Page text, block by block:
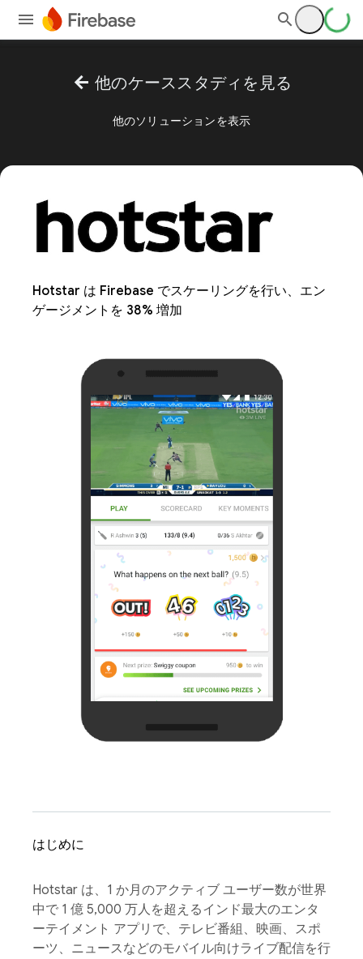
arrow_back 他のケーススタディを見る
他のソリューションを表示
Hotstar は Firebase でスケーリングを行い、エン
ゲージメントを 38% 増加
はじめに
Hotstar は、1 か月のアクティブ ユーザー数が世界
中で 1 億 5,000 万人を超えるインド最大のエンタ
ーテイメント アプリで、テレビ番組、映画、スポ
ーツ、ニュースなどのモバイル向けライブ配信を行